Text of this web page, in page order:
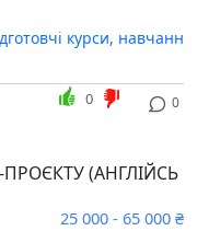
курси, навчанн
0
0
(АНГЛІЙСЬ
25 000 - 65 000 ₴